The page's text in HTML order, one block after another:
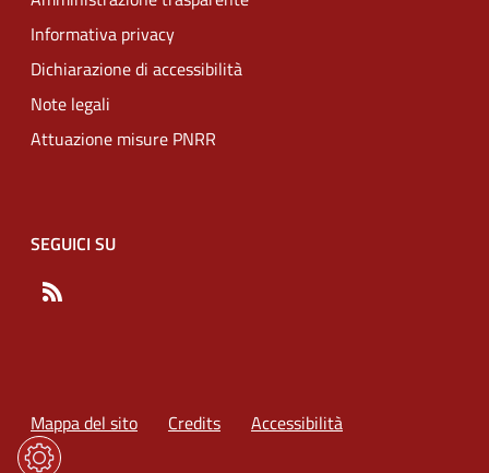
Informativa privacy
Dichiarazione di accessibilità
Note legali
Attuazione misure PNRR
SEGUICI SU
Mappa del sito Credits Accessibilità